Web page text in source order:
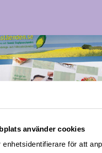
använder cookies
enhetsidentifierare för att